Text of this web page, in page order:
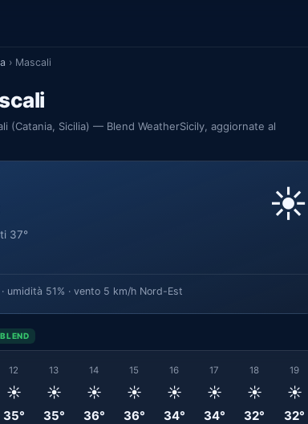
› Mascali
(Catania, Sicilia) — Blend WeatherSicily, aggiornate al
37°
☀️
· umidità 51% · vento 5 km/h Nord-Est
BLEND
12
☀️
35°
13
☀️
35°
14
☀️
36°
15
☀️
36°
16
☀️
34°
17
☀️
34°
18
☀️
32°
19
☀️
32°